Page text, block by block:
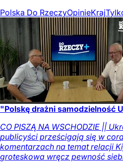
Polska Do RzeczyOpinieKraj
"Polskę drażni samodzielność
CO PISZĄ NA WSCHODZIE ||
publicyści prześcigają się w
komentarzach na temat relacji
groteskowa wręcz pewność